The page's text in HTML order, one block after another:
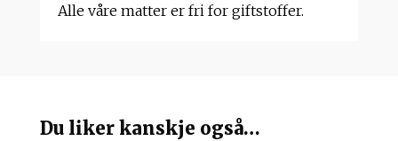
Alle våre matter er fri for giftstoffer.
Du liker kanskje også…